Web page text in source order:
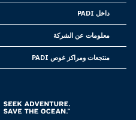
داخل PADI
INFORMATION
معلومات عن الشركة
منتجعات ومراكز غوص PADI